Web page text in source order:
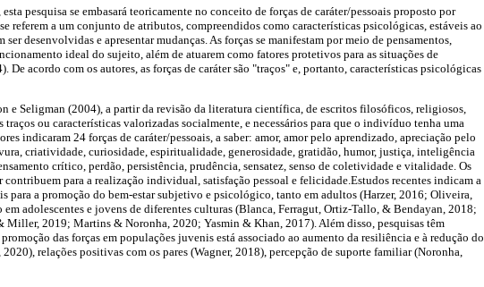
pesquisa se embasará teoricamente no conceito de forças de caráter/pessoais proposto por
referem a um conjunto de atributos, compreendidos como características psicológicas, estáveis ao
desenvolvidas e apresentar mudanças. As forças se manifestam por meio de pensamentos,
ideal do sujeito, além de atuarem como fatores protetivos para as situações de
De acordo com os autores, as forças de caráter são "traços" e, portanto, características psicológicas
e Seligman (2004), a partir da revisão da literatura científica, de escritos filosóficos, religiosos,
ou características valorizadas socialmente, e necessários para que o indivíduo tenha uma
indicaram 24 forças de caráter/pessoais, a saber: amor, amor pelo aprendizado, apreciação pelo
criatividade, curiosidade, espiritualidade, generosidade, gratidão, humor, justiça, inteligência
crítico, perdão, persistência, prudência, sensatez, senso de coletividade e vitalidade. Os
contribuem para a realização individual, satisfação pessoal e felicidade.Estudos recentes indicam a
para a promoção do bem-estar subjetivo e psicológico, tanto em adultos (Harzer, 2016; Oliveira,
adolescentes e jovens de diferentes culturas (Blanca, Ferragut, Ortiz-Tallo, & Bendayan, 2018;
2019; Martins & Noronha, 2020; Yasmin & Khan, 2017). Além disso, pesquisas têm
das forças em populações juvenis está associado ao aumento da resiliência e à redução do
relações positivas com os pares (Wagner, 2018), percepção de suporte familiar (Noronha,